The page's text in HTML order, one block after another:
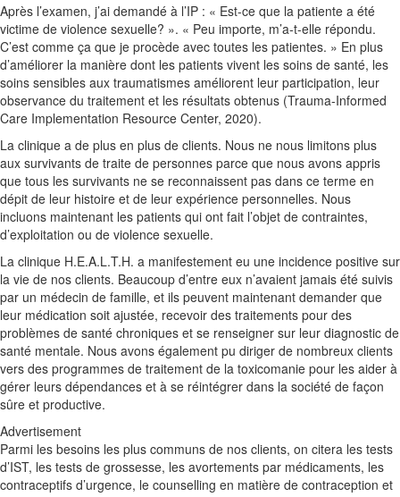
Après l’examen, j’ai demandé à l’IP : « Est-ce que la patiente a été
victime de violence sexuelle? ». « Peu importe, m’a-t-elle répondu.
C’est comme ça que je procède avec toutes les patientes. » En plus
d’améliorer la manière dont les patients vivent les soins de santé, les
soins sensibles aux traumatismes améliorent leur participation, leur
observance du traitement et les résultats obtenus (Trauma-Informed
Care Implementation Resource Center, 2020).
La clinique a de plus en plus de clients. Nous ne nous limitons plus
aux survivants de traite de personnes parce que nous avons appris
que tous les survivants ne se reconnaissent pas dans ce terme en
dépit de leur histoire et de leur expérience personnelles. Nous
incluons maintenant les patients qui ont fait l’objet de contraintes,
d’exploitation ou de violence sexuelle.
La clinique H.E.A.L.T.H. a manifestement eu une incidence positive sur
la vie de nos clients. Beaucoup d’entre eux n’avaient jamais été suivis
par un médecin de famille, et ils peuvent maintenant demander que
leur médication soit ajustée, recevoir des traitements pour des
problèmes de santé chroniques et se renseigner sur leur diagnostic de
santé mentale. Nous avons également pu diriger de nombreux clients
vers des programmes de traitement de la toxicomanie pour les aider à
gérer leurs dépendances et à se réintégrer dans la société de façon
sûre et productive.
Advertisement
Parmi les besoins les plus communs de nos clients, on citera les tests
d’IST, les tests de grossesse, les avortements par médicaments, les
contraceptifs d’urgence, le counselling en matière de contraception et